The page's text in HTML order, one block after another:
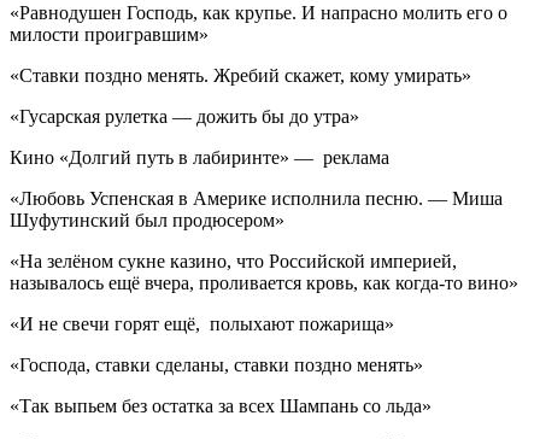
«Равнодушен Господь, как крупье. И напрасно молить его о
милости проигравшим»
«Ставки поздно менять. Жребий скажет, кому умирать»
«Гусарская рулетка — дожить бы до утра»
Кино «Долгий путь в лабиринте» — реклама
«Любовь Успенская в Америке исполнила песню. — Миша
Шуфутинский был продюсером»
«На зелёном сукне казино, что Российской империей,
называлось ещё вчера, проливается кровь, как когда-то вино»
«И не свечи горят ещё, полыхают пожарища»
«Господа, ставки сделаны, ставки поздно менять»
«Так выпьем без остатка за всех Шампань со льда»